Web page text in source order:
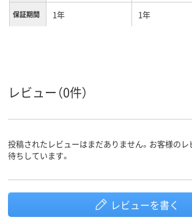
保証期間 1年 1年
レビュー（0件）
投稿されたレビューはまだありません。お客様の
待ちしています。
レビューを書く